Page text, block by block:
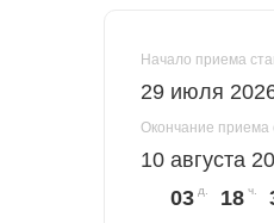
Начало приема
29 июля
Окончание приема
10 августа
03
18